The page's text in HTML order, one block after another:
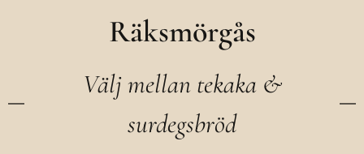
Räksmörgås
Välj mellan tekaka &
surdegsbröd